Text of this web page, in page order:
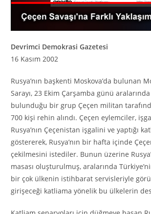
Devrimci Demokrasi Gazetesi
16 Kasım 2002
Rusya’nın başkenti Moskova’da bulunan
Sarayı, 23 Ekim Çarşamba günü aralarında
bulunduğu bir grup Çeçen militan
700 kişi rehin alındı. Çeçen eylemciler,
Rusya’nın Çeçenistan işgalini ve yaptığı
göstererek, Rusya’nın bir hafta içinde
çekilmesini istediler. Bunun üzerine
masası oluşturulmuş, aralarında
bir çok ülkenin istihbarat servisleriyle
girişeceği katliama yönelik bu ülkelerin